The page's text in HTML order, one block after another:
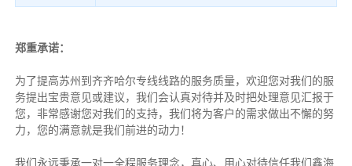
郑重承诺：
为了提高苏州到齐齐哈尔专线线路的服务质量，欢迎您对我们的服
务提出宝贵意见或建议，我们会认真对待并及时把处理意见汇报于
您，非常感谢您对我们的支持，我们将为客户的需求做出不懈的努
力，您的满意就是我们前进的动力！
我们永远秉承一对一全程服务理念，真心、用心对待信任我们鑫海